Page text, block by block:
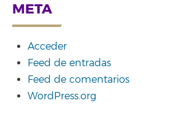
META
Acceder
Feed de entradas
Feed de comentarios
WordPress.org